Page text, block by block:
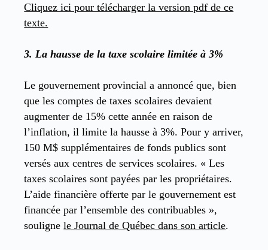
Cliquez ici pour télécharger la version pdf de ce
texte.
3. La hausse de la taxe scolaire limitée à 3%
Le gouvernement provincial a annoncé que, bien
que les comptes de taxes scolaires devaient
augmenter de 15% cette année en raison de
l’inflation, il limite la hausse à 3%. Pour y arriver,
150 M$ supplémentaires de fonds publics sont
versés aux centres de services scolaires. « Les
taxes scolaires sont payées par les propriétaires.
L’aide financière offerte par le gouvernement est
financée par l’ensemble des contribuables »,
soulignele Journal de Québec dans son article.